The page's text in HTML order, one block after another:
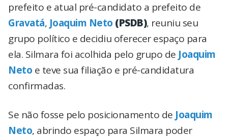
prefeito e atual pré-candidato a prefeito de
Gravatá, Joaquim Neto (PSDB), reuniu seu
grupo político e decidiu oferecer espaço para
ela. Silmara foi acolhida pelo grupo de Joaquim
Neto e teve sua filiação e pré-candidatura
confirmadas.
Se não fosse pelo posicionamento de Joaquim
Neto, abrindo espaço para Silmara poder